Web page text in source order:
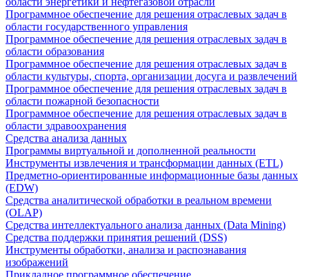
Программное обеспечение для решения отраслевых задач в
области государственного управления
Программное обеспечение для решения отраслевых задач в
области образования
Программное обеспечение для решения отраслевых задач в
области культуры, спорта, организации досуга и развлечений
Программное обеспечение для решения отраслевых задач в
области пожарной безопасности
Программное обеспечение для решения отраслевых задач в
области здравоохранения
Средства анализа данных
Программы виртуальной и дополненной реальности
Инструменты извлечения и трансформации данных (ETL)
Предметно-ориентированные информационные базы данных
(EDW)
Средства аналитической обработки в реальном времени
(OLAP)
Средства интеллектуального анализа данных (Data Mining)
Средства поддержки принятия решений (DSS)
Инструменты обработки, анализа и распознавания
изображений
Прикладное программное обеспечение